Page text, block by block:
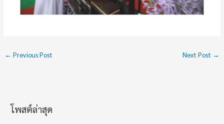
← Previous Post Next Post →
โพสต์ล่าสุด
ช่